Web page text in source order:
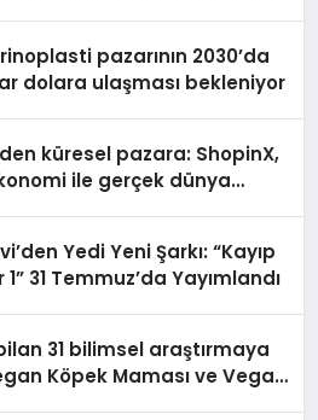
pazarının 2030’da
dolara ulaşması bekleniyor
küresel pazara: ShopinX,
ile gerçek dünya
Yedi Yeni Şarkı: “Kayıp
31 Temmuz’da Yayımlandı
31 bilimsel araştırmaya
Köpek Maması ve Vegan